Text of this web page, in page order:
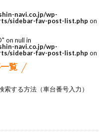
navi.co.jp/wp-
sidebar-fav-post-list.php on
on null in
navi.co.jp/wp-
sidebar-fav-post-list.php on
覧
する方法（車台番号入力）